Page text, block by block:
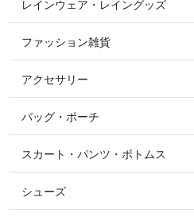
ニット・セーター
シャツ・ブラウス・ワンピース
ジャケット・ブルゾン
すべての競技用ウェア
ショージャケット
ショーシャツ
レインウェア・レイングッズ
ファッション雑貨
すべてのファッション雑貨
ソックス
ベルト
アクセサリー
すべてのアクセサリー
リング
ピアス・イヤリング
バッグ・ポーチ
スカート・パンツ・ボトムス
シューズ